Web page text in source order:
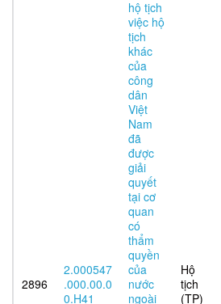
2896
2.000547
.000.00.0
0.H41
hộ tịch
việc hộ
tịch
khác
của
công
dân
Việt
Nam
đã
được
giải
quyết
tại cơ
quan
có
thẩm
quyền
của
nước
ngoài
Hộ
tịch
(TP)